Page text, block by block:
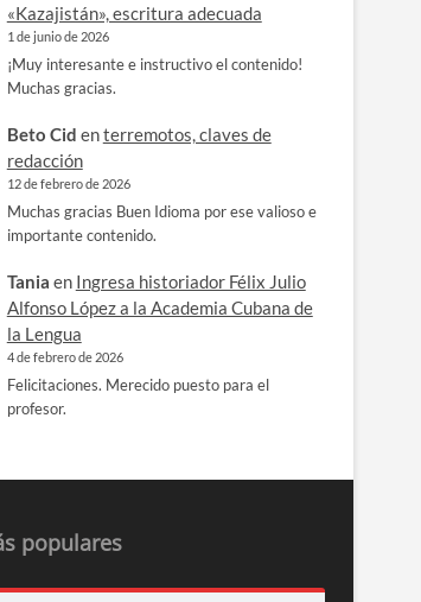
«Kazajistán», escritura adecuada
1 de junio de 2026
¡Muy interesante e instructivo el contenido!
Muchas gracias.
Beto Cid enterremotos, claves de
redacción
12 de febrero de 2026
Muchas gracias Buen Idioma por ese valioso e
importante contenido.
Tania en Ingresa historiador Félix Julio
Alfonso López a la Academia Cubana de
la Lengua
4 de febrero de 2026
Felicitaciones. Merecido puesto para el
profesor.
populares